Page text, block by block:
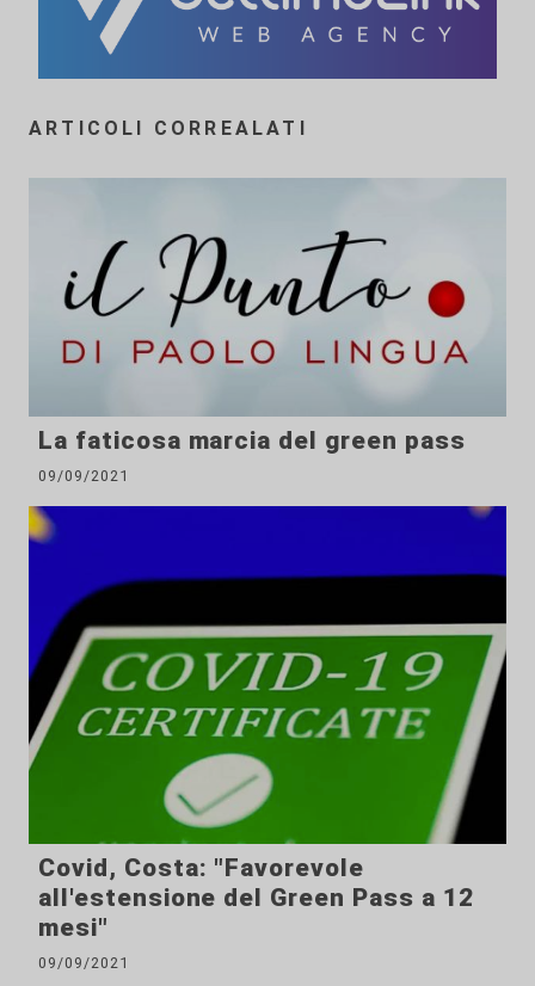
ARTICOLI CORREALATI
La faticosa marcia del green pass
09/09/2021
Covid, Costa: "Favorevole
all'estensione del Green Pass a 12
mesi"
09/09/2021